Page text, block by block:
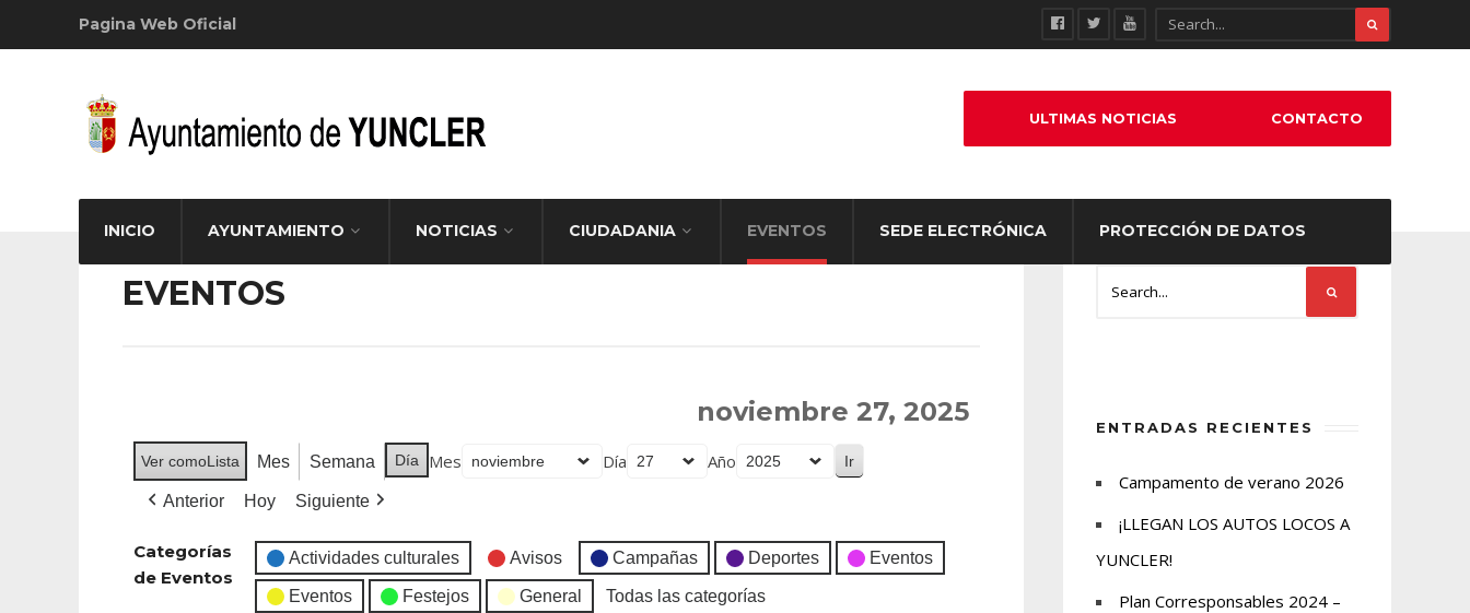
Pagina Web Oficial
INICIO AYUNTAMIENTO NOTICIAS CIUDADANIA EVENTOS SEDE ELECTRÓNICA PROTECCIÓN DE DATOS
ULTIMAS NOTICIAS CONTACTO
EVENTOS
noviembre 27, 2025
Ver comoLista Mes Semana Día Mes Día Año
Anterior Hoy Siguiente
Categorías
de Eventos
Actividades culturales Avisos Campañas Deportes Eventos
Eventos Festejos General Todas las categorías
ENTRADAS RECIENTES
Campamento de verano 2026
¡LLEGAN LOS AUTOS LOCOS A
YUNCLER!
Plan Corresponsables 2024 –